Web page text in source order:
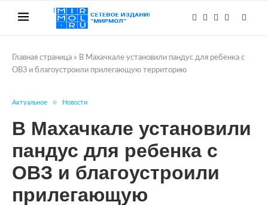
Главная страница » В Махачкале установили пандус для ребенка с
ОВЗ и благоустроили прилегающую территорию
Актуальное Новости
В Махачкале установили
пандус для ребенка с
ОВЗ и благоустроили
прилегающую